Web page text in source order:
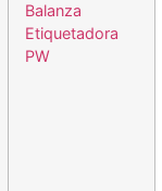
Balanza
Etiquetadora
PW